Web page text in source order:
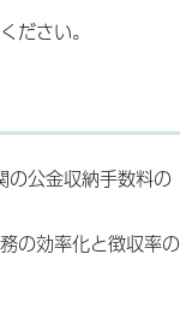
ださい。
の公金収納手数料の
の効率化と徴収率の